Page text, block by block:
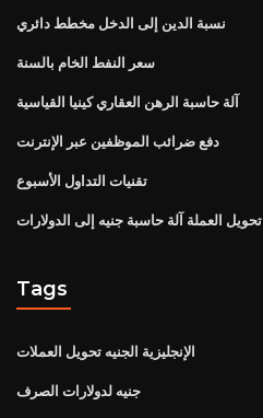
نسبة الدين إلى الدخل مخطط دائري
سعر النفط الخام بالسنة
آلة حاسبة الرهن العقاري كينيا القياسية
دفع ضرائب الموظفين عبر الإنترنت
تقنيات التداول الأسبوع
تحويل العملة آلة حاسبة جنيه إلى الدولارات
Tags
الإنجليزية الجنيه تحويل العملات
جنيه لدولارات الصرف